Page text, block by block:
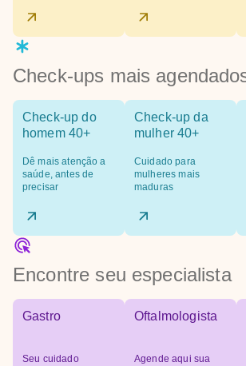
Check-ups mais
Check-up do
homem 40+
Dê mais atenção a
saúde, antes de
precisar
Check-up da
mulher 40+
Cuidado para
mulheres mais
maduras
Encontre seu especialista
Gastro
Seu cuidado
Oftalmologista
Agende aqui sua